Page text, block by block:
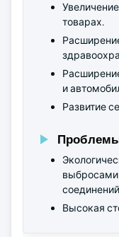
товарах.
и
Развитие
выбросами
Высокая